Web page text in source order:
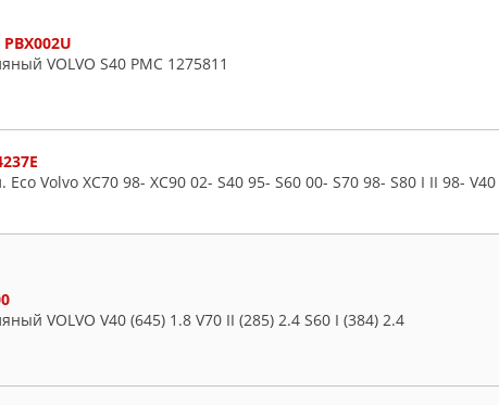
VOLVO S40 PMC 1275811
Volvo XC70 98- XC90 02- S40 95- S60 00- S70 98- S80 I II 98- V40
VOLVO V40 (645) 1.8 V70 II (285) 2.4 S60 I (384) 2.4